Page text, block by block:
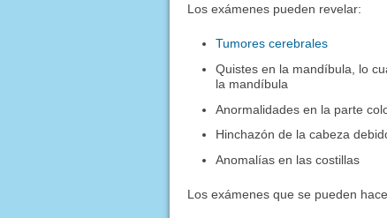
Los exámenes pueden revelar:
Tumores cerebrales
Quistes en la mandíbula, lo
la mandíbula
Anormalidades en la parte
Hinchazón de la cabeza
Anomalías en las costillas
Los exámenes que se pueden